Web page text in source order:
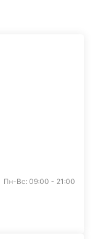
Пн-Вс: 09:00 - 21:00